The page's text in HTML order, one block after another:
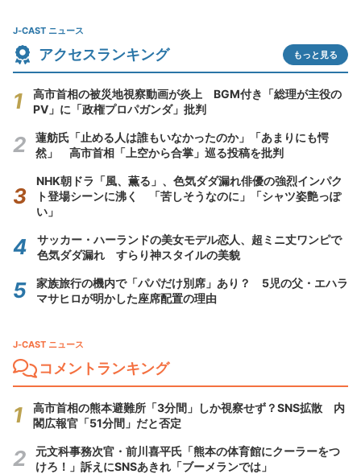
J-CAST ニュース
アクセスランキング もっと見る
高市首相の被災地視察動画が炎上 BGM付き「総理が主役の
PV」に「政権プロパガンダ」批判
蓮舫氏「止める人は誰もいなかったのか」「あまりにも愕
然」 高市首相「上空から合掌」巡る投稿を批判
NHK朝ドラ「風、薫る」、色気ダダ漏れ俳優の強烈インパク
ト登場シーンに沸く 「苦しそうなのに」「シャツ姿艶っぽ
い」
サッカー・ハーランドの美女モデル恋人、超ミニ丈ワンピで
色気ダダ漏れ すらり神スタイルの美貌
家族旅行の機内で「パパだけ別席」あり？ 5児の父・エハラ
マサヒロが明かした座席配置の理由
J-CAST ニュース
コメントランキング
高市首相の熊本避難所「3分間」しか視察せず？SNS拡散 内
閣広報官「51分間」だと否定
元文科事務次官・前川喜平氏「熊本の体育館にクーラーをつ
けろ！」訴えにSNSあきれ「ブーメランでは」